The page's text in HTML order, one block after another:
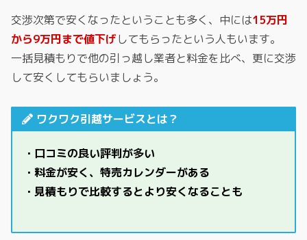
交渉次第で安くなったということも多く、中には15万円
から9万円まで値下げしてもらったという人もいます。
一括見積もりで他の引っ越し業者と料金を比べ、更に交渉
して安くしてもらいましょう。
ワクワク引越サービスとは？
・口コミの良い評判が多い
・料金が安く、特売カレンダーがある
・見積もりで比較するとより安くなることも